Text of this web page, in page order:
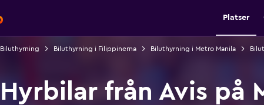
Platser
Biluthyrning Biluthyrning i Filippinerna Biluthyrning i Metro Manila
Hyrbilar från Avis på